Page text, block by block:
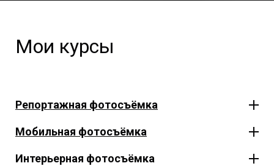
Мои курсы
Репортажная фотосъёмка
Мобильная фотосъёмка
Интерьерная фотосъёмка